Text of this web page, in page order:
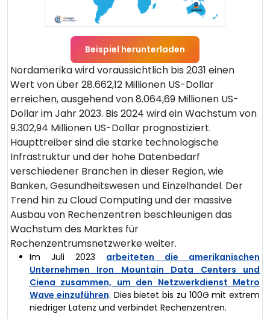
Beispiel herunterladen
Nordamerika wird voraussichtlich bis 2031 einen
Wert von über 28.662,12 Millionen US-Dollar
erreichen, ausgehend von 8.064,69 Millionen US-
Dollar im Jahr 2023. Bis 2024 wird ein Wachstum von
9.302,94 Millionen US-Dollar prognostiziert.
Haupttreiber sind die starke technologische
Infrastruktur und der hohe Datenbedarf
verschiedener Branchen in dieser Region, wie
Banken, Gesundheitswesen und Einzelhandel. Der
Trend hin zu Cloud Computing und der massive
Ausbau von Rechenzentren beschleunigen das
Wachstum des Marktes für
Rechenzentrumsnetzwerke weiter.
Im Juli 2023 arbeiteten die amerikanischen
Unternehmen Iron Mountain Data Centers und
Ciena zusammen, um den Netzwerkdienst Metro
Wave einzuführen. Dies bietet bis zu 100G mit extrem
niedriger Latenz und verbindet Rechenzentren.